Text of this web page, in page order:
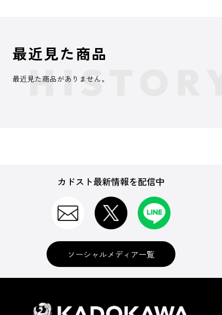
最近見た商品
最近見た商品がありません。
カドスト最新情報を配信中
ソーシャルメディア一覧